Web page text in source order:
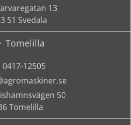
13
51 Svedala
Tomelilla
0417-12505
50
Tomelilla